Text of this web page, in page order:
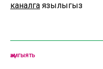
каналга язылыгыз
җәмгыять